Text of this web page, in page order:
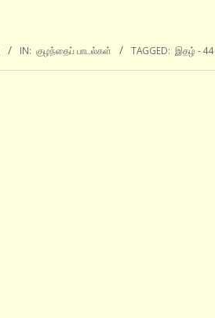
IN: குழந்தைப் பாடல்கள் TAGGED: இதழ் - 44